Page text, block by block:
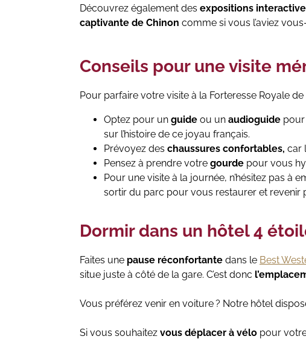
Découvrez également des expositions
captivante de Chinon comme si vous l’aviez
Conseils pour une visite
Pour parfaire votre visite à la Forteresse Royale
Optez pour un guide ou un audioguide pour
sur l’histoire de ce joyau français.
Prévoyez des chaussures confortables, car
Pensez à prendre votre gourde pour vous
Pour une visite à la journée, n’hésitez pas à
sortir du parc pour vous restaurer et revenir
Dormir dans un hôtel 4
Faites une pause réconfortante dans le Best
situe juste à côté de la gare. C’est donc
Vous préférez venir en voiture ? Notre hôtel
Si vous souhaitez vous déplacer à vélo pour